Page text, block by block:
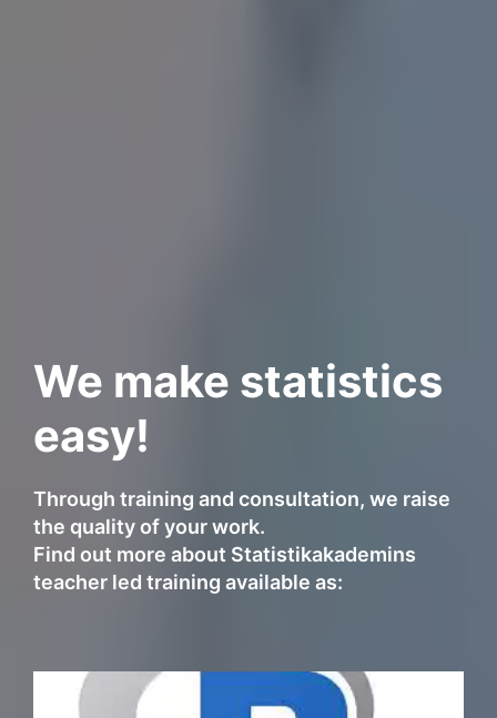
We make statistics
easy!
Through training and consultation, we raise
the quality of your work.
Find out more about Statistikakademins
teacher led training available as: